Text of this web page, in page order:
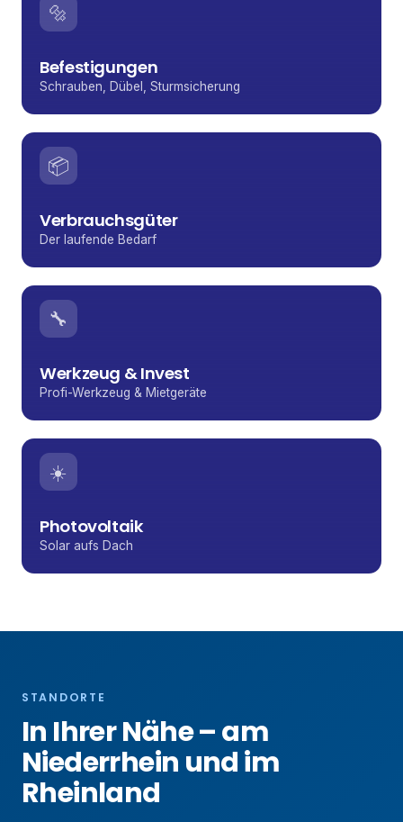
🔩
Befestigungen
Schrauben, Dübel, Sturmsicherung
📦
Verbrauchsgüter
Der laufende Bedarf
🔧
Werkzeug & Invest
Profi-Werkzeug & Mietgeräte
☀️
Photovoltaik
Solar aufs Dach
STANDORTE
In Ihrer Nähe – am
Niederrhein und im
Rheinland